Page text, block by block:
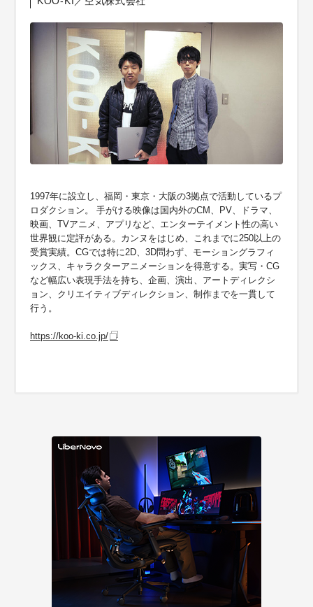
1997年に設立し、福岡・東京・大阪の3拠点で活動しているプ
ロダクション。 手がける映像は国内外のCM、PV、ドラマ、
映画、TVアニメ、アプリなど、エンターテイメント性の高い
世界観に定評がある。カンヌをはじめ、これまでに250以上の
受賞実績。CGでは特に2D、3D問わず、モーショングラフィ
ックス、キャラクターアニメーションを得意する。実写・CG
など幅広い表現手法を持ち、企画、演出、アートディレクシ
ョン、クリエイティブディレクション、制作までを一貫して
行う。
https://koo-ki.co.jp/